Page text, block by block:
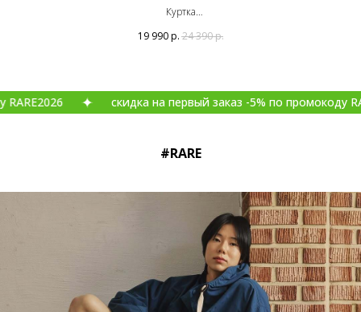
Куртка
19 990 р. 24 390р.
скидка на первый заказ -5% по промокоду RARE2026
#RARE